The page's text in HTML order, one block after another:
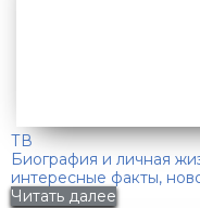
ТВ
Биография и личная
интересные факты,
Читать далее